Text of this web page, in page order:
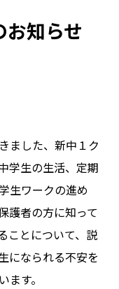
知らせ
ました、新中１ク
学生の生活、定期
生ワークの進め
護者の方に知って
ことについて、説
になられる不安を
す。